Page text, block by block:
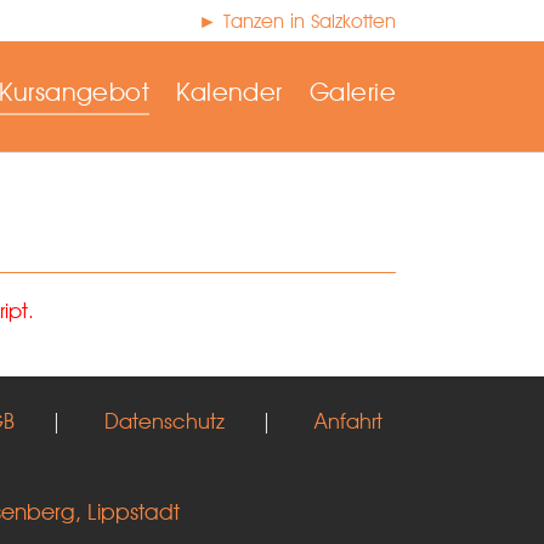
► Tanzen in Salzkotten
Kursangebot Kalender Galerie
| Datenschutz | Anfahrt
Lippstadt